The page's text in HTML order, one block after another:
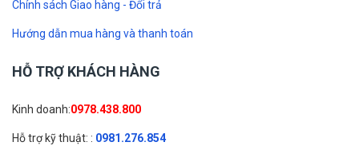
Chính sách Giao hàng - Đổi trả
Hướng dẫn mua hàng và thanh toán
HỖ TRỢ KHÁCH HÀNG
Kinh doanh:0978.438.800
Hỗ trợ kỹ thuật: : 0981.276.854